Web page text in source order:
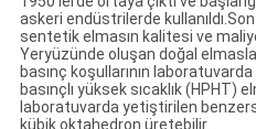
askeri endüstrilerde
sentetik elmasın kalitesi ve
Yeryüzünde oluşan doğal
basınç koşullarının
basınçlı yüksek sıcaklık (HPHT)
laboratuvarda yetiştirilen
kübik oktahedron üretebilir.